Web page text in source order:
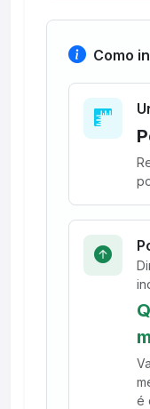
Como
é